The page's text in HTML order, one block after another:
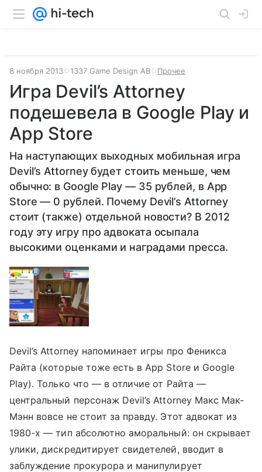
8 ноября 2013 1337 Game Design AB Прочее
Игра Devil’s Attorney
подешевела в Google Play и
App Store
На наступающих выходных мобильная игра
Devil’s Attorney будет стоить меньше, чем
обычно: в Google Play — 35 рублей, в App
Store — 0 рублей. Почему Devil’s Attorney
стоит (также) отдельной новости? В 2012
году эту игру про адвоката осыпала
высокими оценками и наградами пресса.
Devil’s Attorney напоминает игры про Феникса
Райта (которые тоже есть в App Store и Google
Play). Только что — в отличие от Райта —
центральный персонаж Devil’s Attorney Макс Мак-
Мэнн вовсе не стоит за правду. Этот адвокат из
1980-х — тип абсолютно аморальный: он скрывает
улики, дискредитирует свидетелей, вводит в
заблуждение прокурора и манипулирует